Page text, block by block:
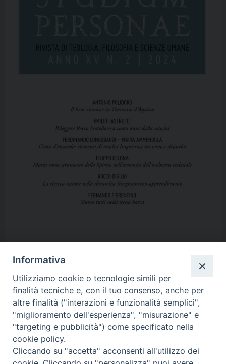
Copyright 2017 © Pontificia Facoltà Teologica dell’Italia Meridionale
Istituto Superiore di Scienze Religiose
Informativa
Utilizziamo cookie o tecnologie simili per
finalità tecniche e, con il tuo consenso, anche per
altre finalità ("interazioni e funzionalità semplici",
"miglioramento dell'esperienza", "misurazione" e
"targeting e pubblicità") come specificato nella
cookie policy.
Cliccando su "accetta" acconsenti all'utilizzo dei